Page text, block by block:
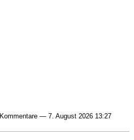
Kommentare — 7. August 2026 13:27